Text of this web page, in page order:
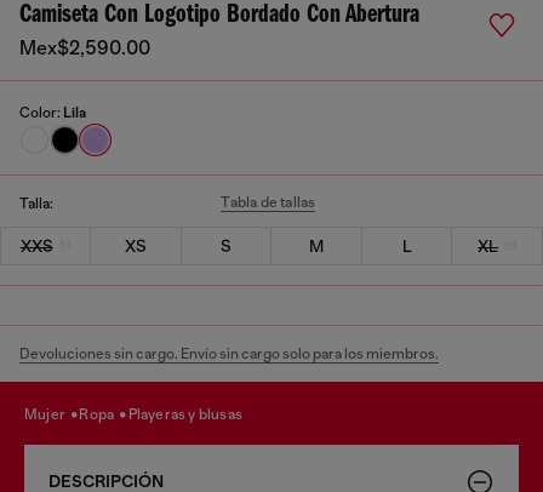
Camiseta Con Logotipo Bordado Con Abertura
Mex$2,590.00
Color: Lila
Talla: Tabla de tallas
XXS XS S M L XL
Devoluciones sin cargo. Envío sin cargo solo para los miembros.
mujer ropa playeras y blusas
DESCRIPCIÓN